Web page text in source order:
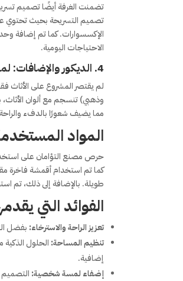
تصميم التسريحة بحيث تحتوي
الإكسسوارات. كما تم إضافة
الاحتياجات اليومية.
4. الديكور والإضافات:
لم يقتصر المشروع على الأثاث
وذهبي) تنسجم مع ألوان الأثاث،
مما يضيف شعورًا بالدفء
المواد
حرص مصنع التؤامان على
كما تم استخدام أقمشة فاخرة
طويلة. بالإضافة إلى ذلك، تم
الفوائد التي
تعزيز الراحة والاسترخاء: بفضل
تنظيم المساحة: الحلول
إضافية.
إضفاء لمسة شخصية: